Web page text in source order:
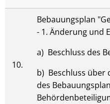
10.
Bebauungsplan
- 1. Änderung und
a) Beschluss des
b) Beschluss über
des